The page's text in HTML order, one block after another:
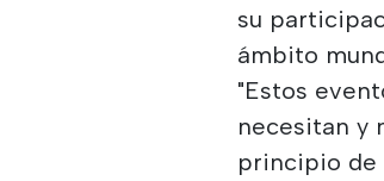
su
ámbito
"Estos
necesitan y
principio de